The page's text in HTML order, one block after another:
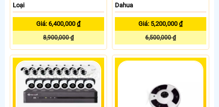
Loại
Giá: 6,400,000 ₫
8,900,000 ₫
Dahua
Giá: 5,200,000 ₫
6,500,000 ₫